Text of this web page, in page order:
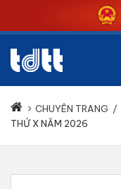
CHUYÊN TRANG /
THỨ X NĂM 2026